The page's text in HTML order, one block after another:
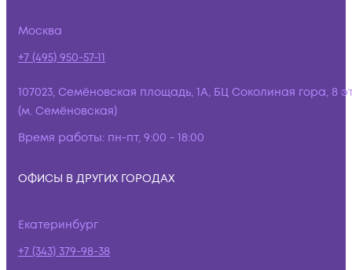
Москва
+7 (495) 950-57-11
107023, Семёновская площадь, 1А, БЦ Соколиная гора, 8
(м. Семёновская)
Время работы: пн-пт, 9:00 - 18:00
ОФИСЫ В ДРУГИХ ГОРОДАХ
Екатеринбург
+7 (343) 379-98-38